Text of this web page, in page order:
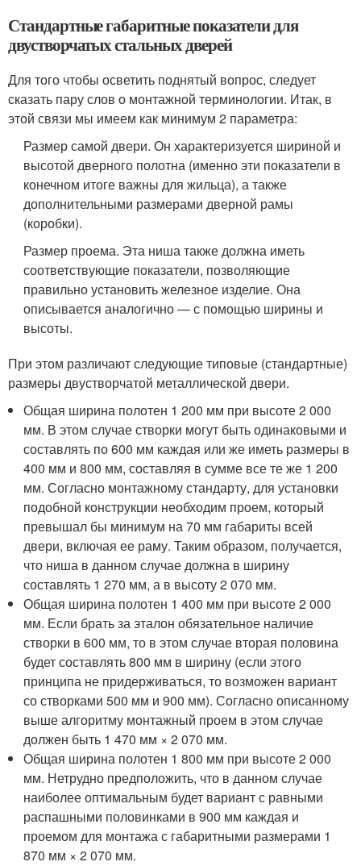
Стандартные габаритные показатели для
двустворчатых стальных дверей
Для того чтобы осветить поднятый вопрос, следует
сказать пару слов о монтажной терминологии. Итак, в
этой связи мы имеем как минимум 2 параметра:
Размер самой двери. Он характеризуется шириной и
высотой дверного полотна (именно эти показатели в
конечном итоге важны для жильца), а также
дополнительными размерами дверной рамы
(коробки).
Размер проема. Эта ниша также должна иметь
соответствующие показатели, позволяющие
правильно установить железное изделие. Она
описывается аналогично — с помощью ширины и
высоты.
При этом различают следующие типовые (стандартные)
размеры двустворчатой металлической двери.
Общая ширина полотен 1 200 мм при высоте 2 000
мм. В этом случае створки могут быть одинаковыми и
составлять по 600 мм каждая или же иметь размеры в
400 мм и 800 мм, составляя в сумме все те же 1 200
мм. Согласно монтажному стандарту, для установки
подобной конструкции необходим проем, который
превышал бы минимум на 70 мм габариты всей
двери, включая ее раму. Таким образом, получается,
что ниша в данном случае должна в ширину
составлять 1 270 мм, а в высоту 2 070 мм.
Общая ширина полотен 1 400 мм при высоте 2 000
мм. Если брать за эталон обязательное наличие
створки в 600 мм, то в этом случае вторая половина
будет составлять 800 мм в ширину (если этого
принципа не придерживаться, то возможен вариант
со створками 500 мм и 900 мм). Согласно описанному
выше алгоритму монтажный проем в этом случае
должен быть 1 470 мм × 2 070 мм.
Общая ширина полотен 1 800 мм при высоте 2 000
мм. Нетрудно предположить, что в данном случае
наиболее оптимальным будет вариант с равными
распашными половинками в 900 мм каждая и
проемом для монтажа с габаритными размерами 1
870 мм × 2 070 мм.